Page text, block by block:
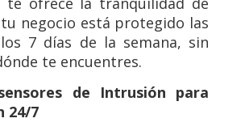
negocio está protegido las
7 días de la semana, sin
te encuentres.
de Intrusión para
24/7